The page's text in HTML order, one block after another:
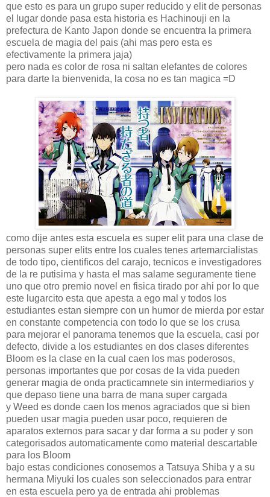
que esto es para un grupo super reducido y elit de personas
el lugar donde pasa esta historia es Hachinouji en la
prefectura de Kanto Japon donde se encuentra la primera
escuela de magia del pais (ahi mas pero esta es
efectivamente la primera jaja)
pero nada es color de rosa ni saltan elefantes de colores
para darte la bienvenida, la cosa no es tan magica =D
como dije antes esta escuela es super elit para una clase de
personas super elits entre los cuales tenes artemarcialistas
de todo tipo, cientificos del carajo, tecnicos e investigadores
de la re putisima y hasta el mas salame seguramente tiene
uno que otro premio novel en fisica tirado por ahi por lo que
este lugarcito esta que apesta a ego mal y todos los
estudiantes estan siempre con un humor de mierda por estar
en constante competencia con todo lo que se los crusa
para mejorar el panorama tenemos que la escuela, casi por
defecto, divide a los estudiantes en dos clases diferentes
Bloom es la clase en la cual caen los mas poderosos,
personas importantes que por cosas de la vida pueden
generar magia de onda practicamnete sin intermediarios y
que depaso tiene una barra de mana super cargada
y Weed es donde caen los menos agraciados que si bien
pueden usar magia pueden usar poco, requieren de
aparatos externos para sacar y dar forma a su poder y son
categorisados automaticamente como material descartable
para los Bloom
bajo estas condiciones conosemos a Tatsuya Shiba y a su
hermana Miyuki los cuales son seleccionados para entrar
en esta escuela pero ya de entrada ahi problemas